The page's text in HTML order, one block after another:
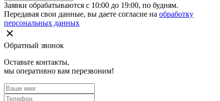
Заявки обрабатываются с 10:00 до 19:00, по будням.
Передавая свои данные, вы даете согласие на обработку
персональных данных
Обратный звонок
Оставьте контакты,
мы оперативно вам перезвоним!